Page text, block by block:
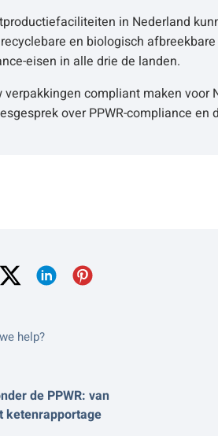
in Nederland
en biologisch
eisen in alle drie de landen.
compliant maken voor
over PPWR-compliance
help?
de PPWR: van
ketenrapportage